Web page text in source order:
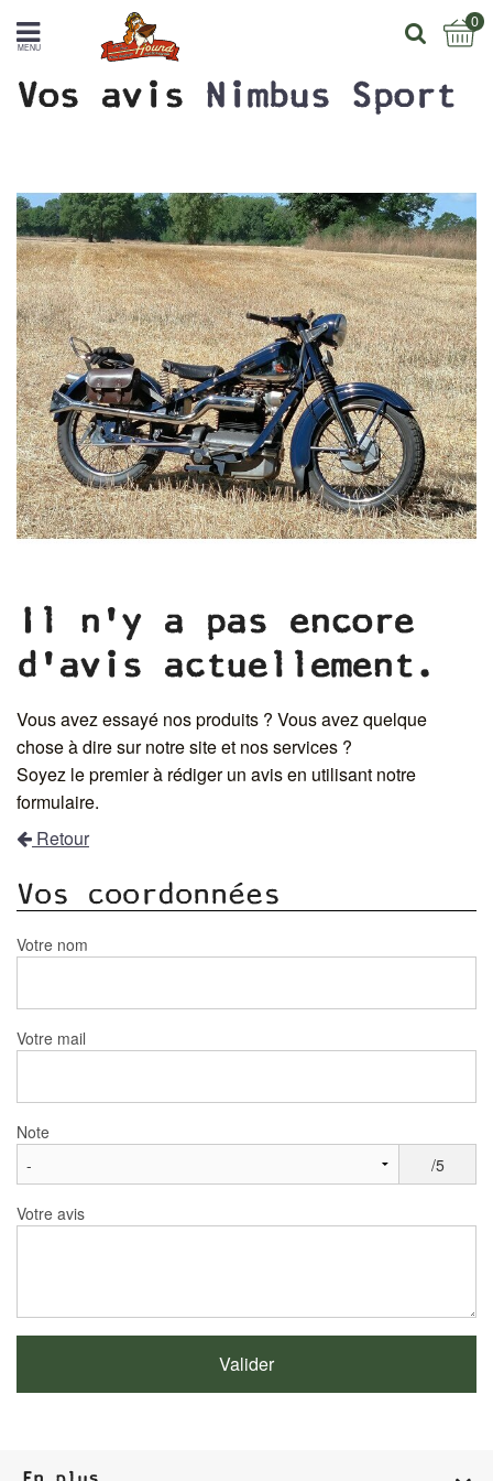
MENU
0
Vos avis Nimbus Sport
Il n'y a pas encore
d'avis actuellement.
Vous avez essayé nos produits ? Vous avez quelque
chose à dire sur notre site et nos services ?
Soyez le premier à rédiger un avis en utilisant notre
formulaire.
Retour
Vos coordonnées
Votre nom
Votre mail
Note
/5
Votre avis